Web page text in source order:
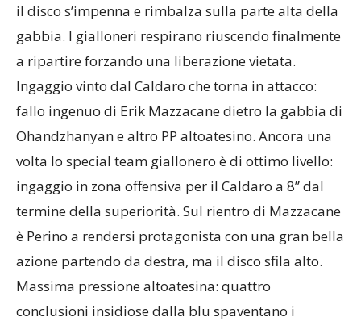
il disco s’impenna e rimbalza sulla parte alta della
gabbia. I gialloneri respirano riuscendo finalmente
a ripartire forzando una liberazione vietata.
Ingaggio vinto dal Caldaro che torna in attacco:
fallo ingenuo di Erik Mazzacane dietro la gabbia di
Ohandzhanyan e altro PP altoatesino. Ancora una
volta lo special team giallonero è di ottimo livello:
ingaggio in zona offensiva per il Caldaro a 8” dal
termine della superiorità. Sul rientro di Mazzacane
è Perino a rendersi protagonista con una gran bella
azione partendo da destra, ma il disco sfila alto.
Massima pressione altoatesina: quattro
conclusioni insidiose dalla blu spaventano i